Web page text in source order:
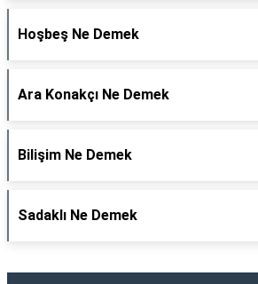
Hoşbeş Ne Demek
Ara Konakçı Ne Demek
Bilişim Ne Demek
Sadaklı Ne Demek